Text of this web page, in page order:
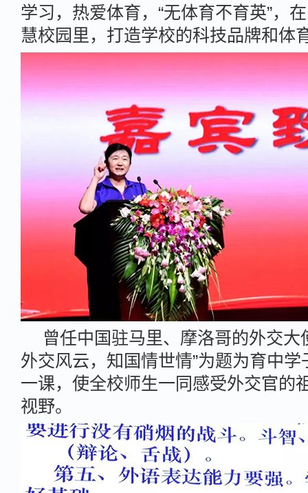
学习，热爱体育，“无体育不育英”，
慧校园里，打造学校的科技品牌和体
曾任中国驻马里、摩洛哥的外交大
外交风云，知国情世情”为题为育中
一课，使全校师生一同感受外交官的
视野。